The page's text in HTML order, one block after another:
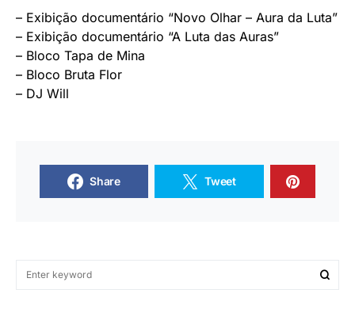
– Exibição documentário “Novo Olhar – Aura da Luta”
– Exibição documentário “A Luta das Auras”
– Bloco Tapa de Mina
– Bloco Bruta Flor
– DJ Will
Share Tweet